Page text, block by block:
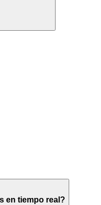
en tiempo real?